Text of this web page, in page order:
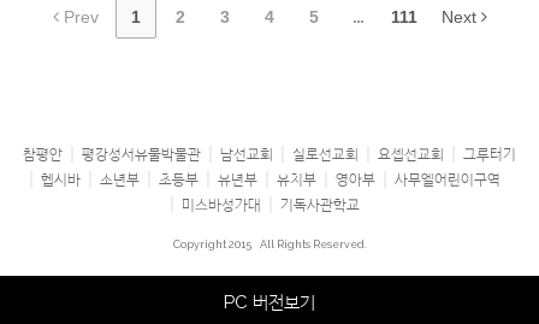
Prev 1 2 3 4 5 ... 111 Next
참평안 평강성서유물박물관 남선교회 실로선교회 요셉선교회
그루터기
헵시바
소년부 초등부 유년부 유치부 영아부
사무엘어린이구역
미스바성가대
기독사관학교
Copyright 2015 All Rights Reserved.
PC 버전보기